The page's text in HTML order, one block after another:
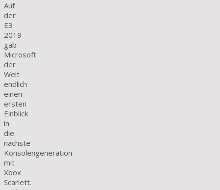
Auf
der
E3
2019
gab
Microsoft
der
Welt
endlich
einen
ersten
Einblick
in
die
nächste
Konsolengeneration
mit
Xbox
Scarlett.